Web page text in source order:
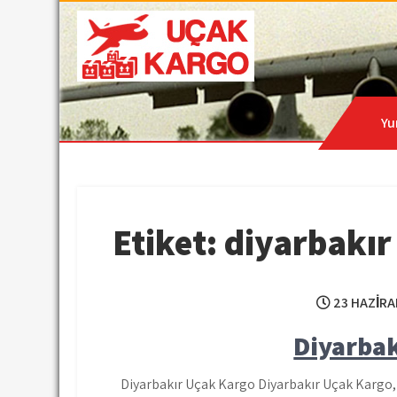
Hava Kargo | Acil
Uçak Kargo
Etiket:
23
Diyarbakır Uçak Kargo Diyarbakır Uçak